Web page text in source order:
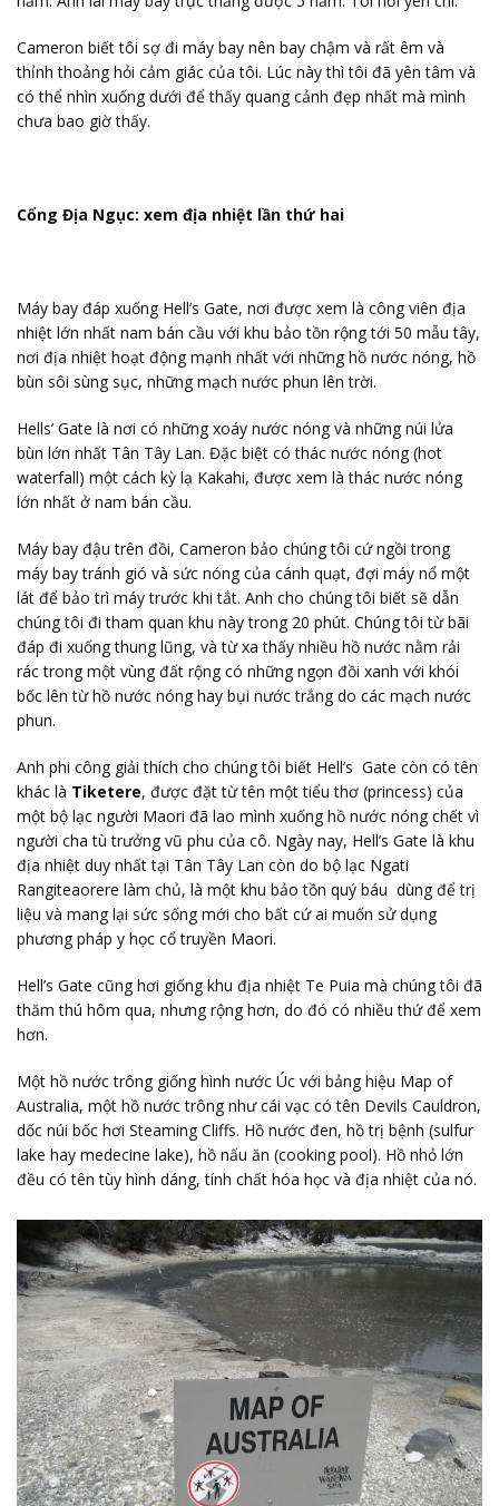
Cameron biết tôi sợ đi máy bay nên bay chậm và rất êm và
thỉnh thoảng hỏi cảm giác của tôi. Lúc này thì tôi đã yên tâm và
có thể nhìn xuống dưới để thấy quang cảnh đẹp nhất mà mình
chưa bao giờ thấy.
Cổng Địa Ngục: xem địa nhiệt lần thứ hai
Máy bay đáp xuống Hell’s Gate, nơi được xem là công viên địa
nhiệt lớn nhất nam bán cầu với khu bảo tồn rộng tới 50 mẫu tây,
nơi địa nhiệt hoạt động mạnh nhất với những hồ nước nóng, hồ
bùn sôi sùng sục, những mạch nước phun lên trời.
Hells’ Gate là nơi có những xoáy nước nóng và những núi lửa
bùn lớn nhất Tân Tây Lan. Đặc biệt có thác nước nóng (hot
waterfall) một cách kỳ lạ Kakahi, được xem là thác nước nóng
lớn nhất ở nam bán cầu.
Máy bay đậu trên đồi, Cameron bảo chúng tôi cứ ngồi trong
máy bay tránh gió và sức nóng của cánh quạt, đợi máy nổ một
lát để bảo trì máy trước khi tắt. Anh cho chúng tôi biết sẽ dẫn
chúng tôi đi tham quan khu này trong 20 phút. Chúng tôi từ bãi
đáp đi xuống thung lũng, và từ xa thấy nhiều hồ nước nằm rải
rác trong một vùng đất rộng có những ngọn đồi xanh với khói
bốc lên từ hồ nước nóng hay bụi nước trắng do các mạch nước
phun.
Anh phi công giải thích cho chúng tôi biết Hell’s Gate còn có tên
khác là Tiketere, được đặt từ tên một tiểu thơ (princess) của
một bộ lạc người Maori đã lao mình xuống hồ nước nóng chết vì
người cha tù trưởng vũ phu của cô. Ngày nay, Hell’s Gate là khu
địa nhiệt duy nhất tại Tân Tây Lan còn do bộ lạc Ngati
Rangiteaorere làm chủ, là một khu bảo tồn quý báu dùng để trị
liệu và mang lại sức sống mới cho bất cứ ai muốn sử dụng
phương pháp y học cổ truyền Maori.
Hell’s Gate cũng hơi giống khu địa nhiệt Te Puia mà chúng tôi đã
thăm thú hôm qua, nhưng rộng hơn, do đó có nhiều thứ để xem
hơn.
Một hồ nước trông giống hình nước Úc với bảng hiệu Map of
Australia, một hồ nước trông như cái vạc có tên Devils Cauldron,
dốc núi bốc hơi Steaming Cliffs. Hồ nước đen, hồ trị bệnh (sulfur
lake hay medecine lake), hồ nấu ăn (cooking pool). Hồ nhỏ lớn
đều có tên tùy hình dáng, tính chất hóa học và địa nhiệt của nó.